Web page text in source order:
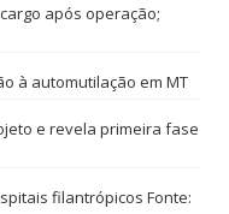
após operação;
à automutilação em MT
e revela primeira fase
filantrópicos Fonte: